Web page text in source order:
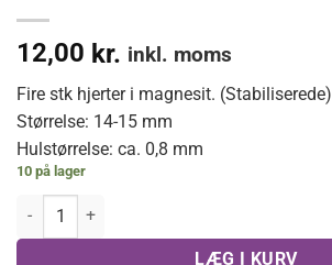
12,00 kr. inkl. moms
Fire stk hjerter i magnesit. (Stabiliserede)
Størrelse: 14-15 mm
Hulstørrelse: ca. 0,8 mm
10 på lager
Magnesit hjerter(4 stk.) antal
LÆG I KURV